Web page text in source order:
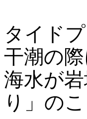
タイド
干潮の際
海水が
り」の